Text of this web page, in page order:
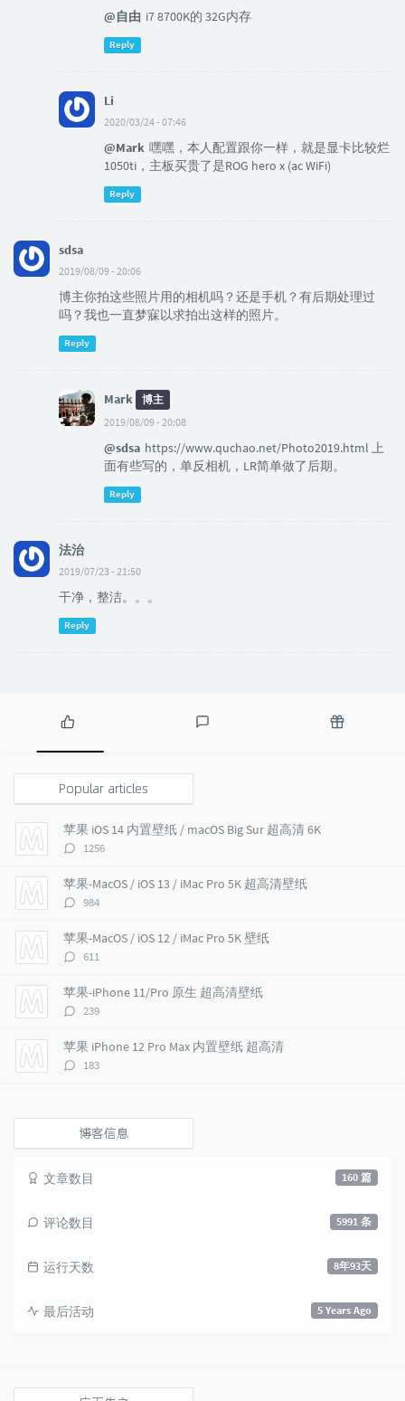
@自由 i7 8700K的 32G内存
Reply
Li
2020/03/24 - 07:46
@Mark 嘿嘿，本人配置跟你一样，就是显卡比较烂
1050ti，主板买贵了是ROG hero x (ac WiFi)
Reply
sdsa
2019/08/09 - 20:06
博主你拍这些照片用的相机吗？还是手机？有后期处理过
吗？我也一直梦寐以求拍出这样的照片。
Reply
Mark
博主
2019/08/09 - 20:08
@sdsa https://www.quchao.net/Photo2019.html 上
面有些写的，单反相机，LR简单做了后期。
Reply
法治
2019/07/23 - 21:50
干净，整洁。。。
Reply
P
p
u
l
a
r
a
r
t
i
c
l
e
s
t
m
n
s
Popular articles
苹果 iOS 14 内置壁纸 / macOS Big Sur 超高清 6K
评
数：
1256
苹果-MacOS / iOS 13 / iMac Pro 5K 超高清壁纸
评
数：
984
苹果-MacOS / iOS 12 / iMac Pro 5K 壁纸
评
数：
611
苹果-iPhone 11/Pro 原生 超高清壁纸
评
数：
239
苹果 iPhone 12 Pro Max 内置壁纸 超高清
评
183
博客信息
160 篇
文章数目
5991 条
评论数目
8年93天
运行天数
5 Years Ago
最后活动